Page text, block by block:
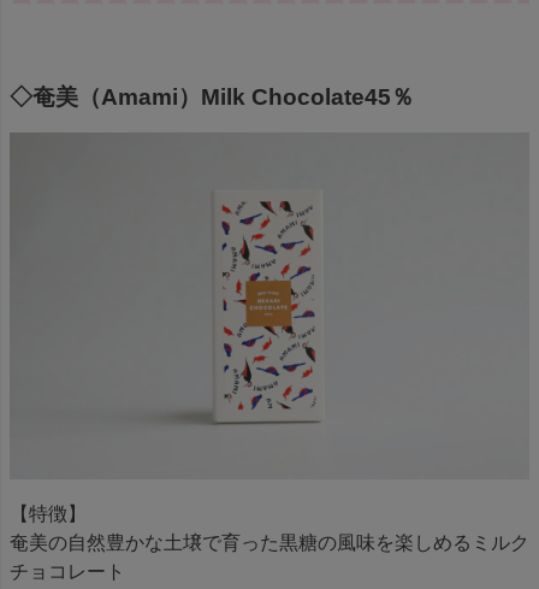
◇奄美（Amami）Milk Chocolate45％
【特徴】
奄美の自然豊かな土壌で育った黒糖の風味を楽しめるミルク
チョコレート